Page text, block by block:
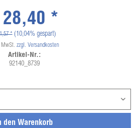
den Warenkorb
28,40 *
* (10,04% gespart)
zzgl. Versandkosten
Artikel-Nr.:
92140_8739